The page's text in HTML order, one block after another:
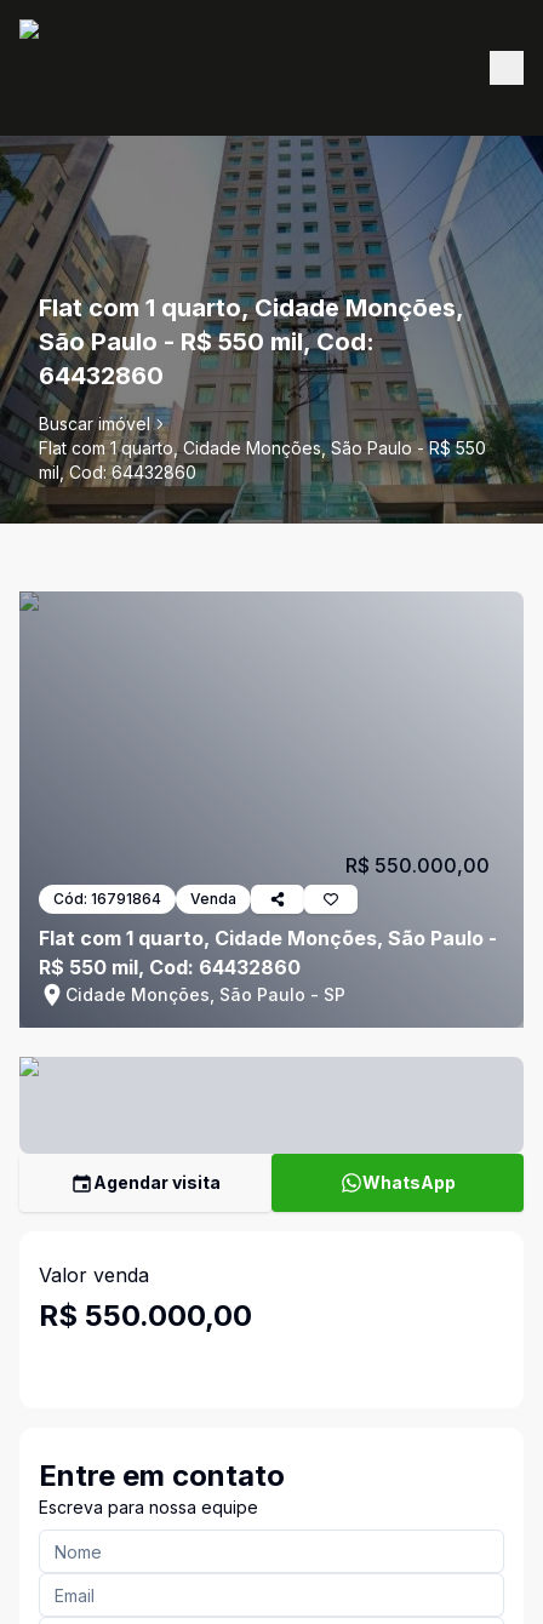
Flat com 1 quarto, Cidade Monções,
São Paulo - R$ 550 mil, Cod:
64432860
Buscar imóvel
Flat com 1 quarto, Cidade Monções, São Paulo - R$ 550
mil, Cod: 64432860
Cód: 16791864 Venda
Flat com 1 quarto, Cidade Monções, São Paulo -
R$ 550 mil, Cod: 64432860
Cidade Monções, São Paulo - SP
R$ 550.000,00
Agendar visita WhatsApp
Valor venda
R$ 550.000,00
Entre em contato
Escreva para nossa equipe